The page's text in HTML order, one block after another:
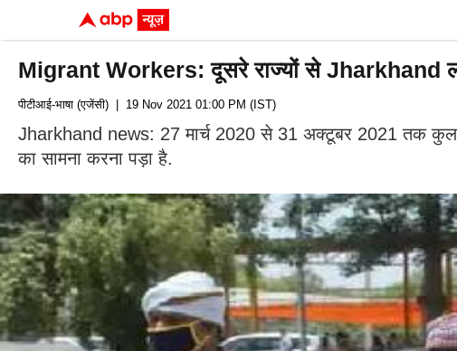
Migrant Workers: दूसरे राज्यों से Jharkhand
पीटीआई-भाषा (एजेंसी) | 19 Nov 2021 01:00 PM (IST)
Jharkhand news: 27 मार्च 2020 से 31 अक्टूबर 2021 तक कुल
का सामना करना पड़ा है.